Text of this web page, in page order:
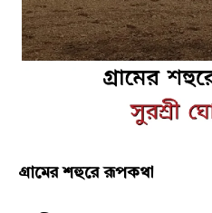
গ্ৰামের শহুরে রূপকথা